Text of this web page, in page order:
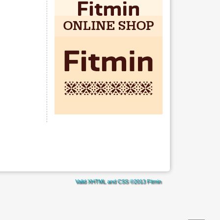
ValidXHTML andCSS©2013Fitmin